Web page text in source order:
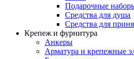
Подарочные
Средства для душа
Средства для
Крепеж и фурнитура
Анкеры
Арматура и крепежные